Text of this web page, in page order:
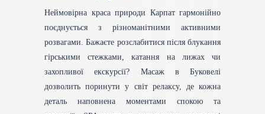
Неймовірна краса природи Карпат гармонійно
поєднується з різноманітними активними
розвагами. Бажаєте розслабитися після блукання
гірськими стежками, катання на лижах чи
захопливої екскурсії? Масаж в Буковелі
дозволить поринути у світ релаксу, де кожна
деталь наповнена моментами спокою та